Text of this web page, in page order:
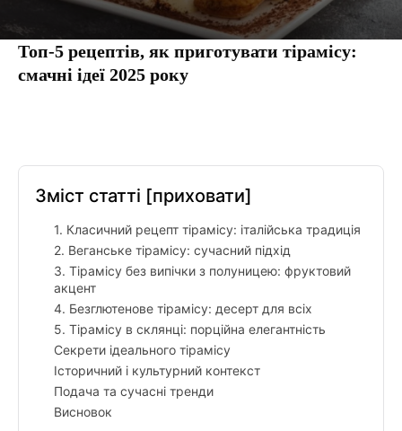
Топ-5 рецептів, як приготувати тірамісу:
смачні ідеї 2025 року
Зміст статті [приховати]
1. Класичний рецепт тірамісу: італійська традиція
2. Веганське тірамісу: сучасний підхід
3. Тірамісу без випічки з полуницею: фруктовий
акцент
4. Безглютенове тірамісу: десерт для всіх
5. Тірамісу в склянці: порційна елегантність
Секрети ідеального тірамісу
Історичний і культурний контекст
Подача та сучасні тренди
Висновок